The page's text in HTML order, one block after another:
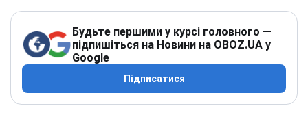
Будьте першими у курсі головного —
підпишіться на Новини на OBOZ.UA у
Google
Підписатися